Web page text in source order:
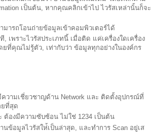
เป็นต้น, หากคุณคลิกเข้าไป ไวรัสเหล่านั้นก็จะ
มารถโอนถ่ายข้อมูลเข้าคอมพิวเตอร์ได้
เพราะไวรัสประเภทนี้ เมื่อติด แค่เครื่องใดเครื่อง
ที่คุณไม่รู้ตัว, เท่ากับว่า ข้อมูลทุกอย่างในองค์กร
วามเชี่ยวชาญด้าน Network และ ติดตั้งอุปกรณ์ที่
ยที่สุด
ต้องมีความซับซ้อน ไม่ใช่ 1234 เป็นต้น
นข้อมูลไวรัสให่้เป็นล่าสุด, และทำการ Scan อยู่เส